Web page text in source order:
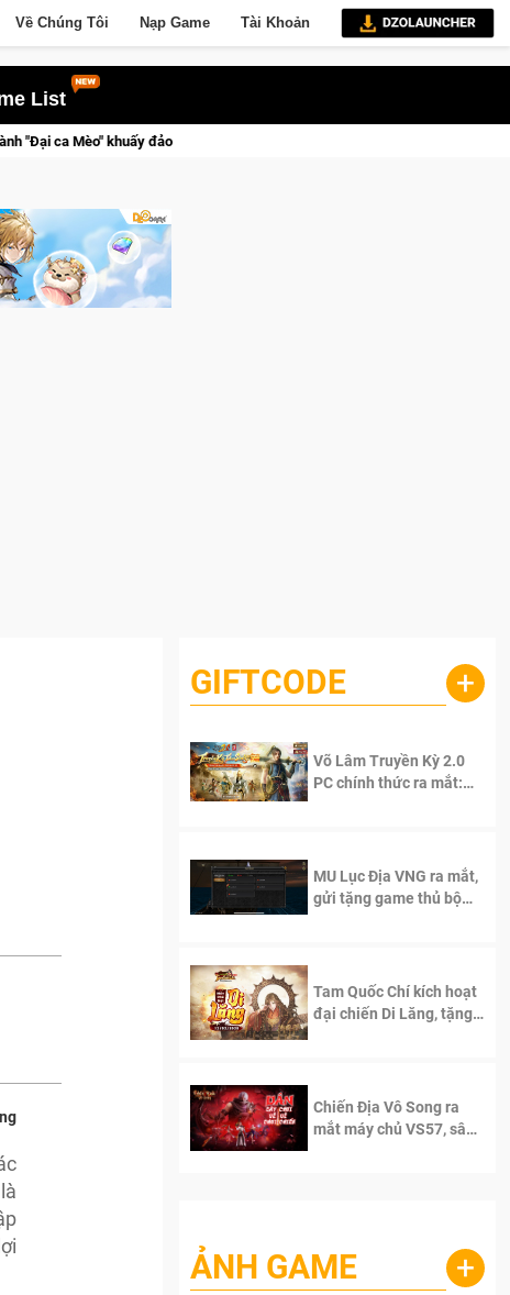
Về Chúng Tôi Nạp Game Tài Khoản
List
giới ngầm trong Cat Mafia
GIFTCODE +
Võ Lâm Truyền Kỳ 2.0
PC chính thức ra mắt:
MU Lục Địa VNG ra mắt,
gửi tặng game thủ bộ
Tam Quốc Chí kích hoạt
đại chiến Di Lăng, tặng
Chiến Địa Vô Song ra
mắt máy chủ VS57, sân
ẢNH GAME +
Lala Croft vừa nóng vừa xinh dưới nét vẽ